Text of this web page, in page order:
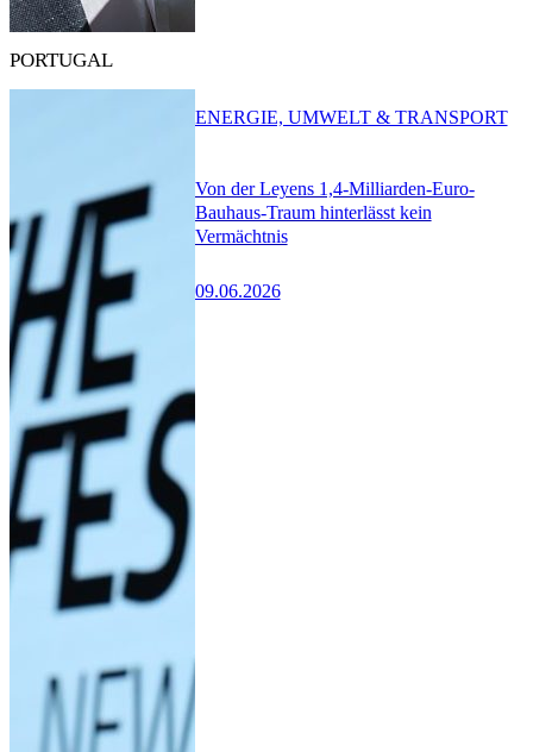
PORTUGAL
Von der Leyens 1,4-Milliarden-Euro-
Bauhaus-Traum hinterlässt kein
Vermächtnis
09.06.2026
ENERGIE, UMWELT & TRANSPORT